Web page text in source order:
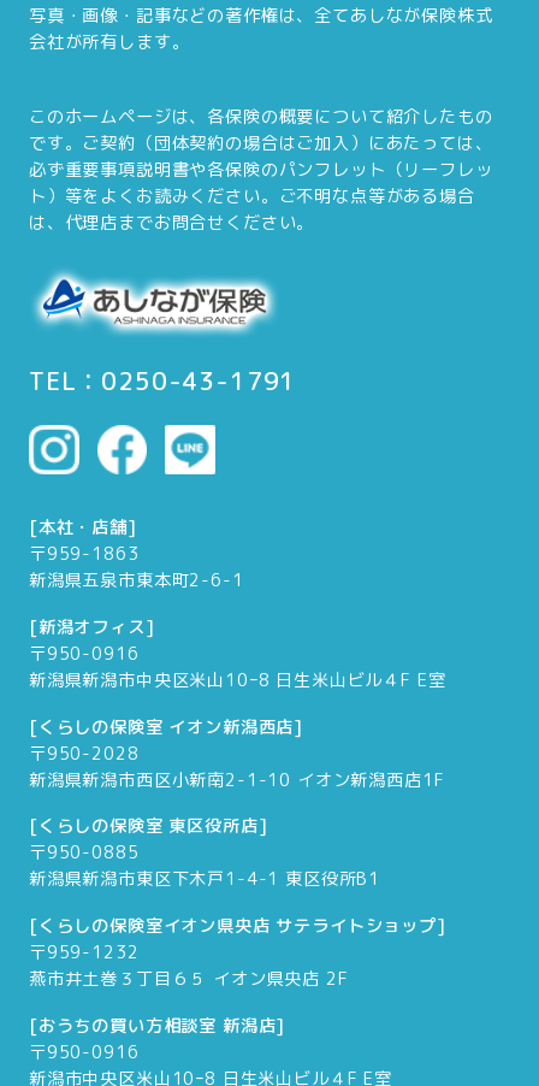
写真・画像・記事などの著作権は、全てあしなが保険株式
会社が所有します。
このホームページは、各保険の概要について紹介したもの
です。ご契約（団体契約の場合はご加入）にあたっては、
必ず重要事項説明書や各保険のパンフレット（リーフレッ
ト）等をよくお読みください。ご不明な点等がある場合
は、代理店までお問合せください。
TEL：0250-43-1791
[本社・店舗]
〒959-1863
新潟県五泉市東本町2-6-1
[新潟オフィス]
〒950-0916
新潟県新潟市中央区米山10ｰ8 日生米山ビル４F E室
[くらしの保険室 イオン新潟西店]
〒950-2028
新潟県新潟市西区小新南2-1-10 イオン新潟西店1F
[くらしの保険室 東区役所店]
〒950-0885
新潟県新潟市東区下木戸1-4-1 東区役所B1
[くらしの保険室イオン県央店 サテライトショップ]
〒959-1232
燕市井土巻３丁目６５ イオン県央店 2F
[おうちの買い方相談室 新潟店]
〒950-0916
新潟市中央区米山10ｰ8 日生米山ビル４F E室